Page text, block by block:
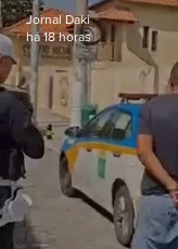
Jornal Daki
há 18 horas